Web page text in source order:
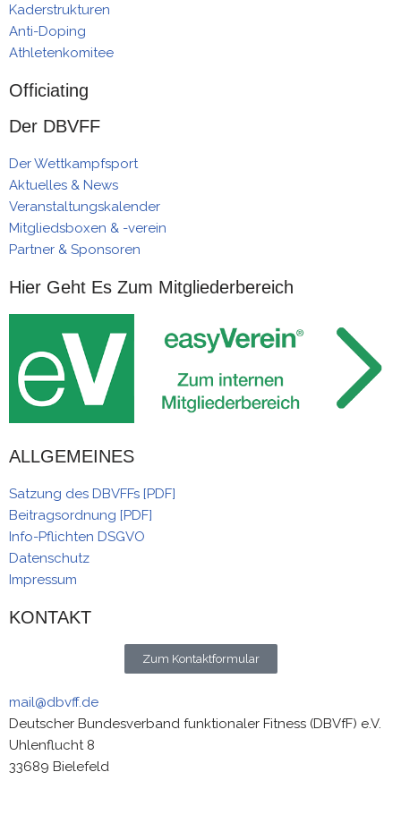
Kaderstrukturen
Anti-Doping
Athletenkomitee
Officiating
Der DBVFF
Der Wettkampfsport
Aktuelles & News
Veranstaltungskalender
Mitgliedsboxen & -verein
Partner & Sponsoren
Hier Geht Es Zum Mitgliederbereich
ALLGEMEINES
Satzung des DBVFFs [PDF]
Beitragsordnung [PDF]
Info-Pflichten DSGVO
Datenschutz
Impressum
KONTAKT
Zum Kontaktformular
mail@dbvff.de
Deutscher Bundesverband funktionaler Fitness (DBVfF) e.V.
Uhlenflucht 8
33689 Bielefeld